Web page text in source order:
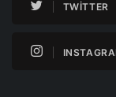
TWITTER